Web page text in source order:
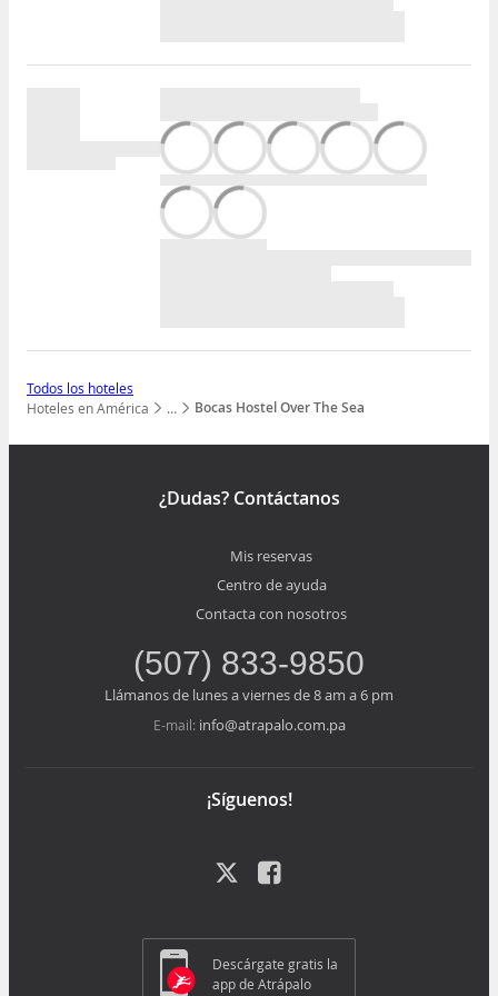
Todos los hoteles
…
Mostrar todos los niveles
Hoteles en América Bocas Hostel Over The Sea
¿Dudas? Contáctanos
Mis reservas
Centro de ayuda
Contacta con nosotros
(507) 833-9850
Llámanos de lunes a viernes de 8 am a 6 pm
E-mail: info@atrapalo.com.pa
¡Síguenos!
Descárgate gratis la
app de Atrápalo